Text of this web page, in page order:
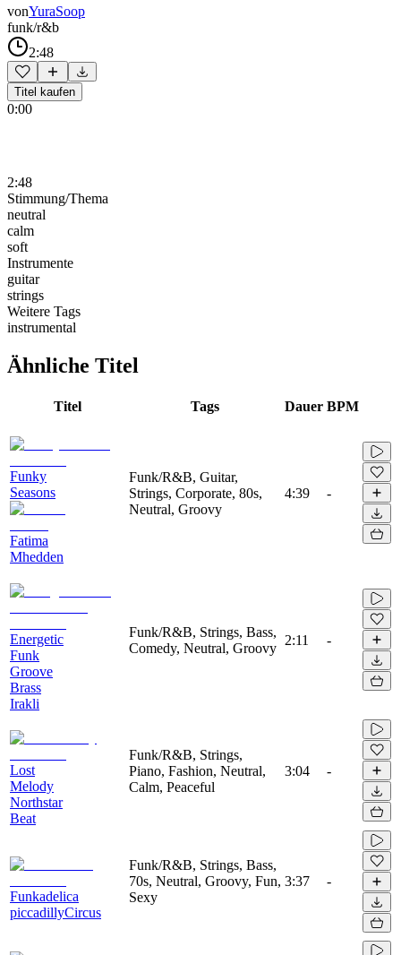
vonYuraSoop
funk/r&b
2:48
Titel kaufen
0:00
2:48
Stimmung/Thema
neutral
calm
soft
Instrumente
guitar
strings
Weitere Tags
instrumental
Ähnliche Titel
Titel Tags Dauer BPM
Funky
Seasons
Fatima
Mhedden
Funk/R&B, Guitar,
Strings, Corporate, 80s,
Neutral, Groovy
4:39 -
Energetic
Funk
Groove
Brass
Irakli
Funk/R&B, Strings, Bass,
Comedy, Neutral, Groovy
2:11 -
Lost
Melody
Northstar
Beat
Funk/R&B, Strings,
Piano, Fashion, Neutral,
Calm, Peaceful
3:04 -
Funkadelica
piccadillyCircus
Funk/R&B, Strings, Bass,
70s, Neutral, Groovy, Fun,
Sexy
3:37 -